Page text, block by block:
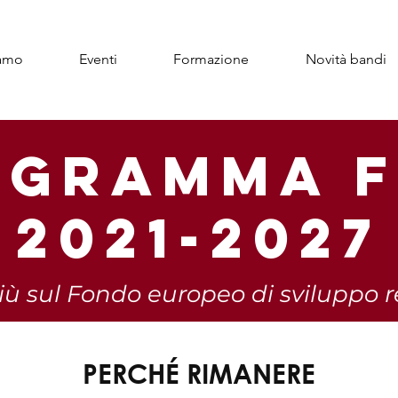
Eventi Formazione Novità bandi
2021-2027
sul Fondo europeo di sviluppo
PERCHÉ RIMANERE